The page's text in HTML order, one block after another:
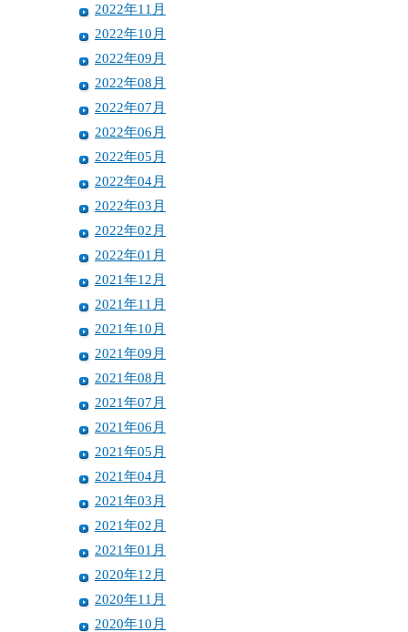
2022年11月
2022年10月
2022年09月
2022年08月
2022年07月
2022年06月
2022年05月
2022年04月
2022年03月
2022年02月
2022年01月
2021年12月
2021年11月
2021年10月
2021年09月
2021年08月
2021年07月
2021年06月
2021年05月
2021年04月
2021年03月
2021年02月
2021年01月
2020年12月
2020年11月
2020年10月